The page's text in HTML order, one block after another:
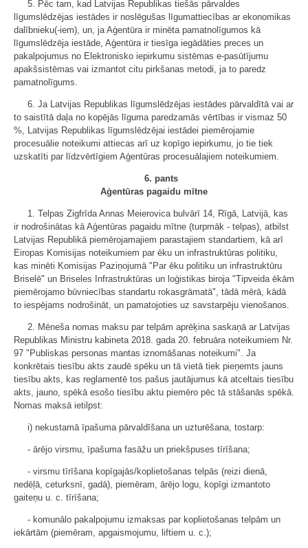
5. Pēc tam, kad Latvijas Republikas tiešās pārvaldes
līgumslēdzējas iestādes ir noslēgušas līgumattiecības ar ekonomikas
dalībnieku(-iem), un, ja Aģentūra ir minēta pamatnolīgumos kā
līgumslēdzēja iestāde, Aģentūra ir tiesīga iegādāties preces un
pakalpojumus no Elektronisko iepirkumu sistēmas e-pasūtījumu
apakšsistēmas vai izmantot citu pirkšanas metodi, ja to paredz
pamatnolīgums.
6. Ja Latvijas Republikas līgumslēdzējas iestādes pārvaldītā vai ar
to saistītā daļa no kopējās līguma paredzamās vērtības ir vismaz 50
%, Latvijas Republikas līgumslēdzējai iestādei piemērojamie
procesuālie noteikumi attiecas arī uz kopīgo iepirkumu, jo tie tiek
uzskatīti par līdzvērtīgiem Aģentūras procesuālajiem noteikumiem.
6. pants
Aģentūras pagaidu mītne
1. Telpas Zigfrīda Annas Meierovica bulvārī 14, Rīgā, Latvijā, kas
ir nodrošinātas kā Aģentūras pagaidu mītne (turpmāk - telpas), atbilst
Latvijas Republikā piemērojamajiem parastajiem standartiem, kā arī
Eiropas Komisijas noteikumiem par ēku un infrastruktūras politiku,
kas minēti Komisijas Paziņojumā "Par ēku politiku un infrastruktūru
Briselē" un Briseles Infrastruktūras un loģistikas biroja "Tipveida ēkām
piemērojamo būvniecības standartu rokasgrāmatā", tādā mērā, kādā
to iespējams nodrošināt, un pamatojoties uz savstarpēju vienošanos.
2. Mēneša nomas maksu par telpām aprēķina saskaņā ar Latvijas
Republikas Ministru kabineta 2018. gada 20. februāra noteikumiem Nr.
97 "Publiskas personas mantas iznomāšanas noteikumi". Ja
konkrētais tiesību akts zaudē spēku un tā vietā tiek pieņemts jauns
tiesību akts, kas reglamentē tos pašus jautājumus kā atceltais tiesību
akts, jauno, spēkā esošo tiesību aktu piemēro pēc tā stāšanās spēkā.
Nomas maksā ietilpst:
i) nekustamā īpašuma pārvaldīšana un uzturēšana, tostarp:
- ārējo virsmu, īpašuma fasāžu un priekšpuses tīrīšana;
- virsmu tīrīšana kopīgajās/koplietošanas telpās (reizi dienā,
nedēļā, ceturksnī, gadā), piemēram, ārējo logu, kopīgi izmantoto
gaiteņu u. c. tīrīšana;
- komunālo pakalpojumu izmaksas par koplietošanas telpām un
iekārtām (piemēram, apgaismojumu, liftiem u. c.);